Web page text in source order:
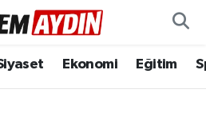
Ekonomi Eğitim